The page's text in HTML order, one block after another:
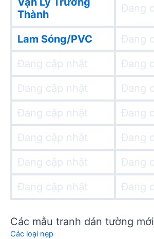
Thành
Đang
Lam Sóng/PVC
Đang
Đang cập nhật
Đang
Đang cập nhật
Đang
Đang cập nhật
Đang
Đang cập nhật
Đang
Đang cập nhật
Đang
Đang cập nhật
Đang
Các mẫu tranh dán tường
Các loại nẹp